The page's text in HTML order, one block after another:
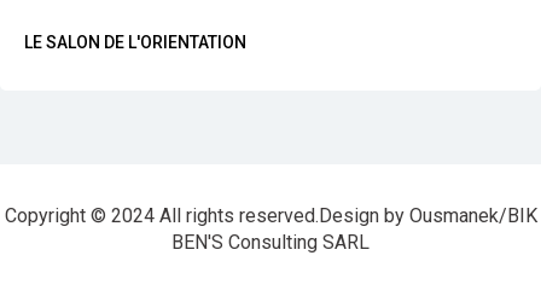
LE SALON DE L'ORIENTATION
Copyright © 2024 All rights reserved.Design by Ousmanek/BIK
BEN'S Consulting SARL